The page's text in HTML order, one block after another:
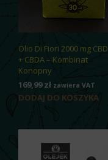
Olio Di Fiori 2000 mg CBD
+ CBDA – Kombinat
Konopny
169,99zł zawiera VAT
DODAJ DO KOSZYKA